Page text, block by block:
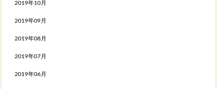
2019年10月
2019年09月
2019年08月
2019年07月
2019年06月